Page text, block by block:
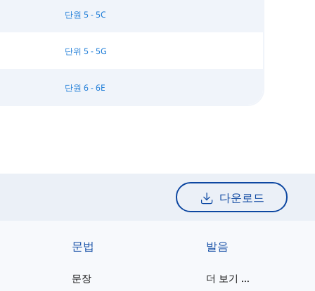
단원 5 - 5C
단위 5 - 5G
단원 6 - 6E
다운로드
문법
문장
발음
더 보기 ...